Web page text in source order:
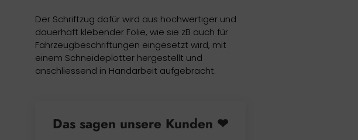
Der Schriftzug dafür wird aus hochwertiger und
dauerhaft klebender Folie, wie sie zB auch für
Fahrzeugbeschriftungen eingesetzt wird, mit
einem Schneideplotter hergestellt und
anschliessend in Handarbeit aufgebracht.
Das sagen unsere Kunden ❤